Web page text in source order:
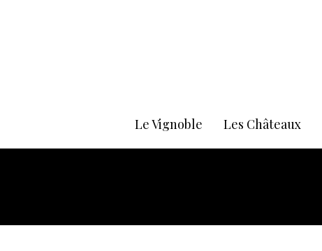
Le Vignoble Les Châteaux